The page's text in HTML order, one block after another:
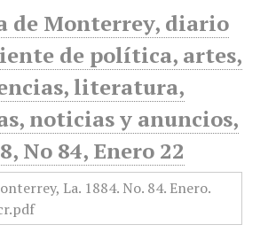
de Monterrey, diario
de política, artes,
literatura,
noticias y anuncios,
No 84, Enero 22